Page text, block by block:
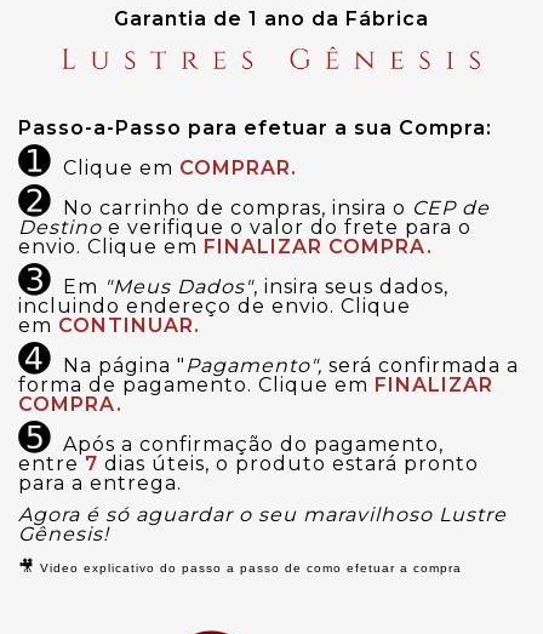
Garantia de 1 ano da Fábrica
Passo-a-Passo para efetuar a sua Compra:
➊ Clique em COMPRAR.
➋ No carrinho de compras, insira o CEP de
Destino e verifique o valor do frete para o
envio. Clique em FINALIZAR COMPRA.
➌ Em "Meus Dados", insira seus dados,
incluindo endereço de envio. Clique
em CONTINUAR.
➍ Na página " Pagamento", será confirmada a
forma de pagamento. Clique em FINALIZAR
COMPRA.
➎ Após a confirmação do pagamento,
entre 7 dias úteis, o produto estará pronto
para a entrega.
Agora é só aguardar o seu maravilhoso Lustre
Gênesis!
🎥 Video explicativo do passo a passo de como efetuar a compra